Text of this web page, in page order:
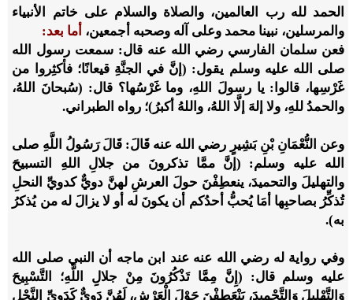
الحمد لله رب العالمين، والصلاة والسلام على خاتم الأنبياء
والمرسلين، نبينا محمد وعلى آله وصحبه أجمعين، أما بعد:
فعن سلمان الفارسي رضي الله عنه قال: سمعت رسول الله
صلى الله عليه وسلم يقول: (إنَّ في الجنَّةِ قيعانًا؛ فأكثِروا من
غَرْسِها، قالوا: يا رسولَ اللهِ، وما غَرْسُها؟ قال: (سُبحانَ اللهُ،
والحمدُ للهِ، ولا إلهَ إلَّا اللهُ، واللهُ أكبرُ)؛ رواه الطبراني.
وعن النُّعْمَانِ بْنِ بَشِيرٍ رضي الله عنه قَالَ: قَالَ رَسُولُ اللَّهِ صلى
الله عليه وسلم: (إنَّ ممَّا تذكرونَ من جلالِ اللهِ التسبيحَ
والتهليلَ والتحميدَ، ينعطِفْنَ حولَ العرشِ لهنَّ دويٌّ كدويِّ النحلِ
تُذكِّرُ بصاحبِها أمَا يُحبُّ أحدُكم أن يكونَ له أو لا يزالَ له من يُذكرُ
به).
وفي رواية له رضي الله عنه عند ابن ماجه أن النبي صلى الله
عليه وسلم قال: (إِنَّ مِمَّا تَذْكُرُونَ مِنْ جلالِِ اللَّهِ؛ التَّسْبِيحَ
وَالتَّهْلِيلَ وَالتَّحْمِيدَ، يَنْعَطِفْنَ حَوْلَ الْعَرْشِ، لَهُنَّ دَوِيٌّ كَدَوِيِّ النَّحْلِ